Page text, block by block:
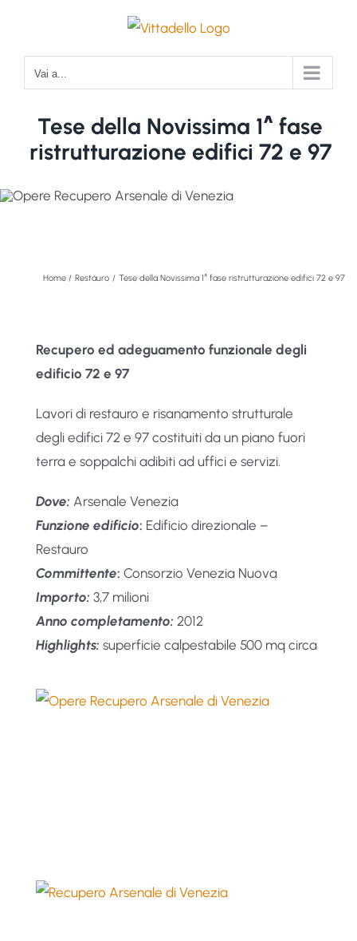
contenuto
Vai a...
Tese della Novissima 1^ fase
ristrutturazione edifici 72 e 97
Home Restauro Tese della Novissima 1^ fase ristrutturazione edifici 72 e 97
Recupero ed adeguamento funzionale degli
edificio 72 e 97
Lavori di restauro e risanamento strutturale
degli edifici 72 e 97 costituiti da un piano fuori
terra e soppalchi adibiti ad uffici e servizi.
Dove: Arsenale Venezia
Funzione edificio: Edificio direzionale –
Restauro
Committente: Consorzio Venezia Nuova
Importo: 3,7 milioni
Anno completamento: 2012
Highlights: superficie calpestabile 500 mq circa